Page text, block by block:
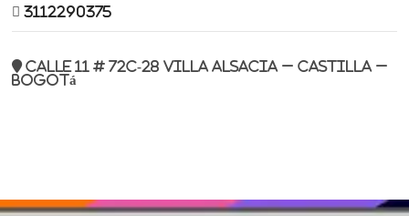
3112290375
Calle 11 # 72c-28 Villa Alsacia – Castilla –
Bogotá